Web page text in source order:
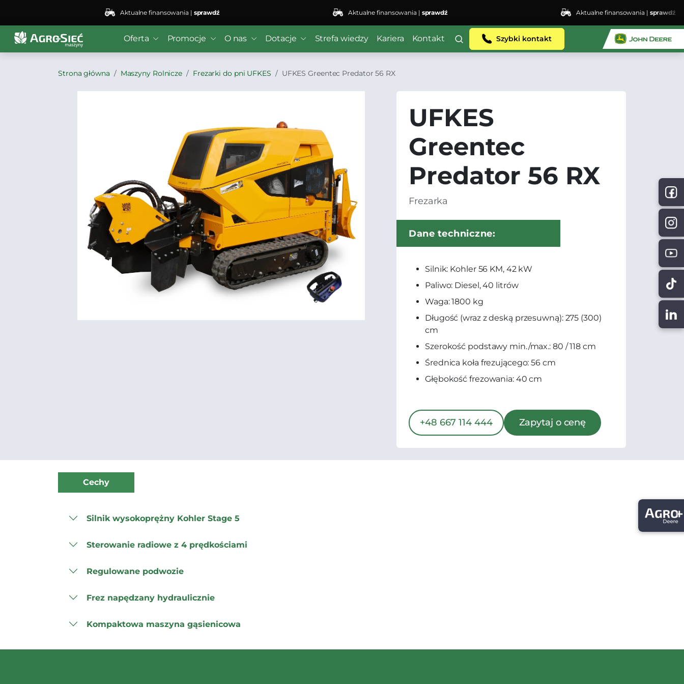
Aktualne finansowania |sprawdź Aktualne finansowania |sprawdź Aktualne finansowania |sprawdź
Oferta Promocje O nas Dotacje Strefa wiedzy Kariera Kontakt Szybki kontakt
Strona główna Maszyny Rolnicze Frezarki do pni UFKES UFKES Greentec Predator 56 RX
UFKES
Greentec
Predator 56 RX
Frezarka
Dane techniczne:
Silnik: Kohler 56 KM, 42 kW
Paliwo: Diesel, 40 litrów
Waga: 1800 kg
Długość (wraz z deską przesuwną): 275 (300)
cm
Szerokość podstawy min./max.: 80 / 118 cm
Średnica koła frezującego: 56 cm
Głębokość frezowania: 40 cm
+48 667 114 444 Zapytaj o cenę
Cechy
Silnik wysokoprężny Kohler Stage 5
Sterowanie radiowe z 4 prędkościami
Regulowane podwozie
Frez napędzany hydraulicznie
Kompaktowa maszyna gąsienicowa